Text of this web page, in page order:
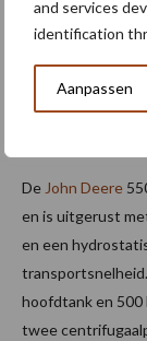
and services
identification
Aanpassen
De John Deere
en is uitgerust
en een
hoofdtank en
twee